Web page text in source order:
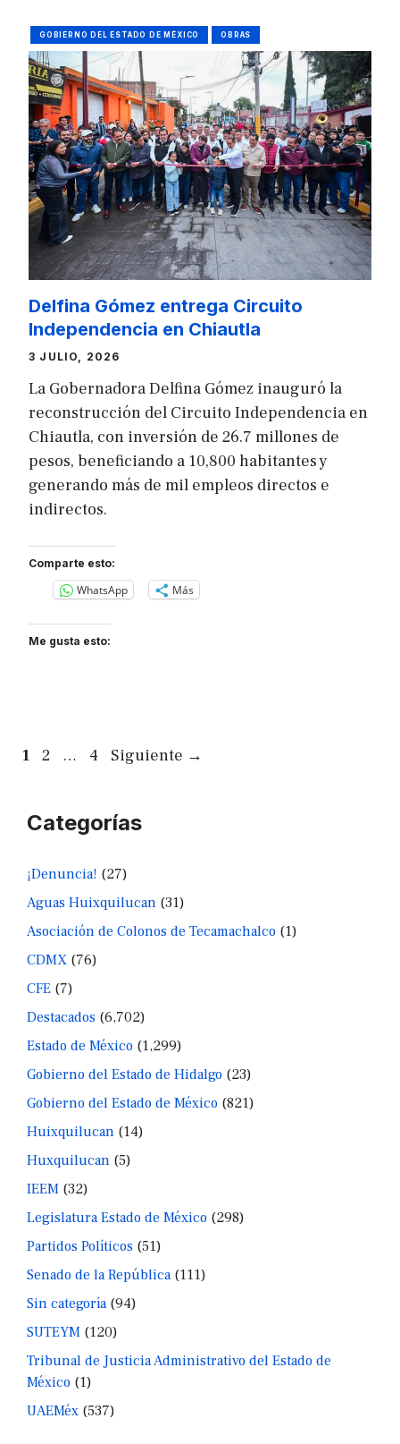
GOBIERNO DEL ESTADO DE MÉXICO OBRAS
Delfina Gómez entrega Circuito
Independencia en Chiautla
3 JULIO, 2026
La Gobernadora Delfina Gómez inauguró la
reconstrucción del Circuito Independencia en
Chiautla, con inversión de 26.7 millones de
pesos, beneficiando a 10,800 habitantes y
generando más de mil empleos directos e
indirectos.
Comparte esto:
WhatsApp Más
Me gusta esto:
Página
1 Página
2 … Página
4 Siguiente →
Categorías
¡Denuncia! (27)
Aguas Huixquilucan (31)
Asociación de Colonos de Tecamachalco (1)
CDMX (76)
CFE (7)
Destacados (6,702)
Estado de México (1,299)
Gobierno del Estado de Hidalgo (23)
Gobierno del Estado de México (821)
Huixquilucan (14)
Huxquilucan (5)
IEEM (32)
Legislatura Estado de México (298)
Partidos Políticos (51)
Senado de la República(111)
Sin categoría(94)
SUTEYM (120)
Tribunal de Justicia Administrativo del Estado de
México (1)
UAEMéx (537)